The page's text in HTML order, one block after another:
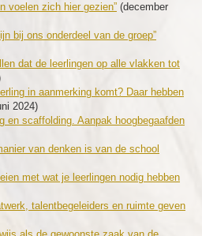
voelen zich hier gezien” (december
bij ons onderdeel van de groep”
dat de leerlingen op alle vlakken tot
in aanmerking komt? Daar hebben
2024)
en scaffolding. Aanpak hoogbegaafden
van denken is van de school
met wat je leerlingen nodig hebben
talentbegeleiders en ruimte geven